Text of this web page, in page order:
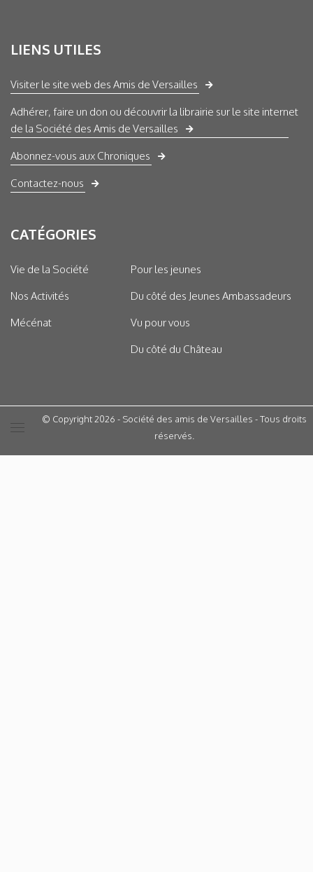
LIENS UTILES
Visiter le site web des Amis de Versailles
Adhérer, faire un don ou découvrir la librairie sur le site internet
de la Société des Amis de Versailles
Abonnez-vous aux Chroniques
Contactez-nous
CATÉGORIES
Vie de la Société
Nos Activités
Mécénat
Pour les jeunes
Du côté des Jeunes Ambassadeurs
Vu pour vous
Du côté du Château
© Copyright 2026 - Société des amis de Versailles - Tous droits
réservés.